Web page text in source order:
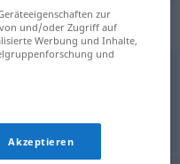
zur
und/oder Zugriff auf
Werbung und Inhalte,
und
Akzeptieren